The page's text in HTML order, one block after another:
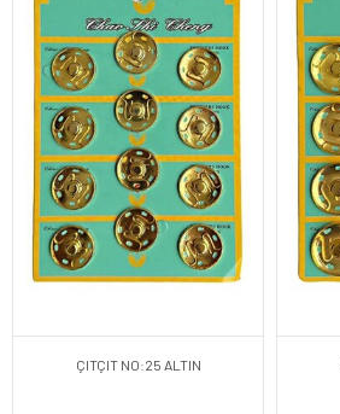
ÇITÇIT NO:25 ALTIN